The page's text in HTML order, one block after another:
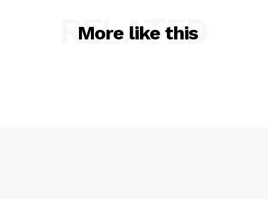
More like this
RELATED